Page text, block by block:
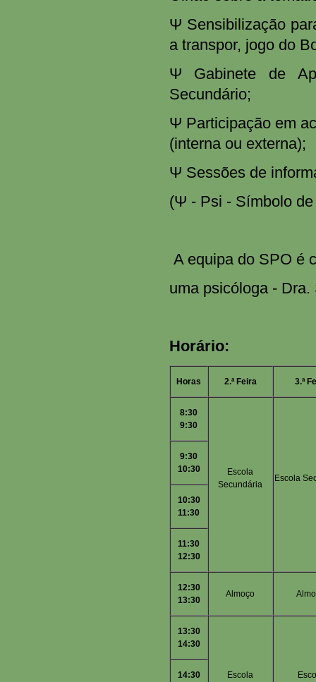
Ψ Sensibilização
a transpor, jogo do
Ψ Gabinete de
Secundário;
Ψ Participação em
(interna ou externa);
Ψ Sessões de
(Ψ - Psi - Símbolo
A equipa do SPO é
uma psicóloga -
Horário:
Horas 2.ª Feira 3.ª
8:30
9:30
Escola
Secundária
Escola
9:30
10:30
10:30
11:30
11:30
12:30
12:30
13:30
Almoço
13:30
14:30
Escola
14:30